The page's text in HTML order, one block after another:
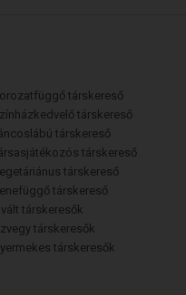
társkereső
társkereső
társkereső
társkereső
társkereső
társkereső
társkeresők
társkeresők
társkeresők